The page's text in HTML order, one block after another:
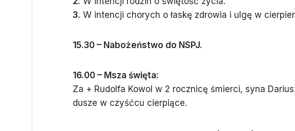
3. W intencji chorych o łaskę zdrowia i ulgę w
15.30 – Nabożeństwo do NSPJ.
16.00 – Msza święta:
Za + Rudolfa Kowol w 2 rocznicę śmierci, syna
dusze w czyśćcu cierpiące.